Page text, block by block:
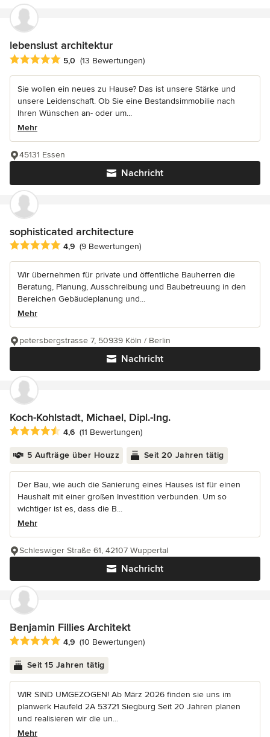
lebenslust architektur
Durchschnittliche Bewertung: 5 von 5 Sternen
5,0 (13 Bewertungen)
Sie wollen ein neues zu Hause? Das ist unsere Stärke und
unsere Leidenschaft. Ob Sie eine Bestandsimmobilie nach
Ihren Wünschen an- oder um...
Mehr
Nachricht
45131 Essen
sophisticated architecture
Durchschnittliche Bewertung: 4.9 von 5 Sternen
4,9 (9 Bewertungen)
Wir übernehmen für private und öffentliche Bauherren die
Beratung, Planung, Ausschreibung und Baubetreuung in den
Bereichen Gebäudeplanung und...
Mehr
Nachricht
petersbergstrasse 7, 50939 Köln / Berlin
Koch-Kohlstadt, Michael, Dipl.-Ing.
Durchschnittliche Bewertung: 4.6 von 5 Sternen
4,6 (11 Bewertungen)
5 Aufträge über Houzz Seit 20 Jahren tätig
Der Bau, wie auch die Sanierung eines Hauses ist für einen
Haushalt mit einer großen Investition verbunden. Um so
wichtiger ist es, dass die B...
Mehr
Nachricht
Schleswiger Straße 61, 42107 Wuppertal
Benjamin Fillies Architekt
Durchschnittliche Bewertung: 4.9 von 5 Sternen
4,9 (10 Bewertungen)
Seit 15 Jahren tätig
WIR SIND UMGEZOGEN! Ab März 2026 finden sie uns im
planwerk Haufeld 2A 53721 Siegburg Seit 20 Jahren planen
und realisieren wir die un...
Mehr